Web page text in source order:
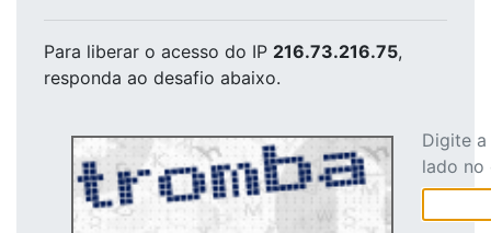
Para liberar o acesso do IP 216.73.216.75,
responda ao desafio abaixo.
Digite
lado no